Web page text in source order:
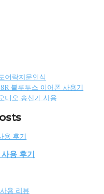
어락지문인식
블루투스 이어폰 사용기
디오 송신기 사용
용 후기